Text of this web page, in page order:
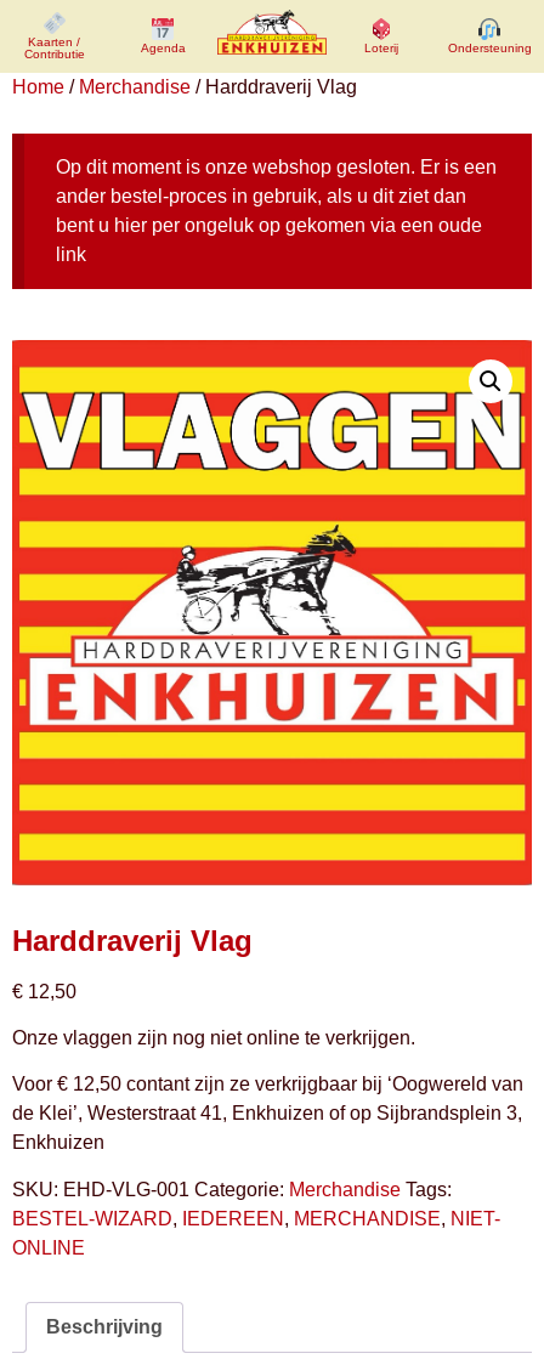
Kaarten /
Contributie
Agenda Loterij Ondersteuning
Kaarten /
Contributie
Agenda Loterij Ondersteuning
Home / Merchandise / Harddraverij Vlag
Op dit moment is onze webshop gesloten. Er is een
ander bestel-proces in gebruik, als u dit ziet dan
bent u hier per ongeluk op gekomen via een oude
link
Harddraverij Vlag
€ 12,50
Onze vlaggen zijn nog niet online te verkrijgen.
Voor € 12,50 contant zijn ze verkrijgbaar bij ‘Oogwereld van
de Klei’, Westerstraat 41, Enkhuizen of op Sijbrandsplein 3,
Enkhuizen
SKU: EHD-VLG-001 Categorie: Merchandise Tags:
BESTEL-WIZARD, IEDEREEN , MERCHANDISE, NIET-
ONLINE
Beschrijving